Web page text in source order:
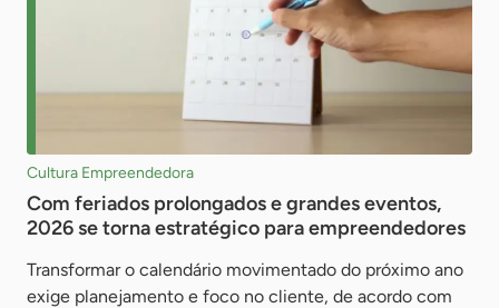
Cultura Empreendedora
Com feriados prolongados e grandes eventos,
2026 se torna estratégico para empreendedores
Transformar o calendário movimentado do próximo ano
exige planejamento e foco no cliente, de acordo com